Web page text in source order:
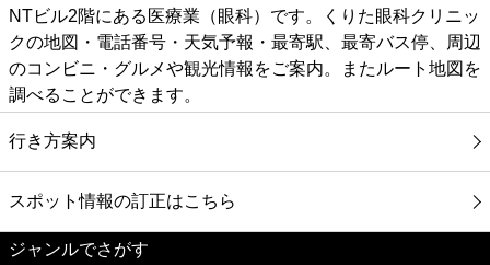
NTビル2階にある医療業（眼科）です。くりた眼科クリニッ
クの地図・電話番号・天気予報・最寄駅、最寄バス停、周辺
のコンビニ・グルメや観光情報をご案内。またルート地図を
調べることができます。
行き方案内
スポット情報の訂正はこちら
ジャンルでさがす